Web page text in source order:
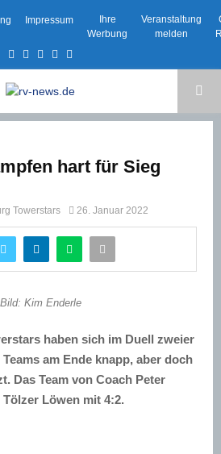
Impressum
Ihre
Werbung
Veranstaltung
melden
Facebook
TwitterInstagram
Email
hart für Sieg
Towerstars 26. Januar 2022
Bild: Kim Enderle
haben sich im Duell zweier
am Ende knapp, aber doch
Das Team von Coach Peter
Löwen mit 4:2.